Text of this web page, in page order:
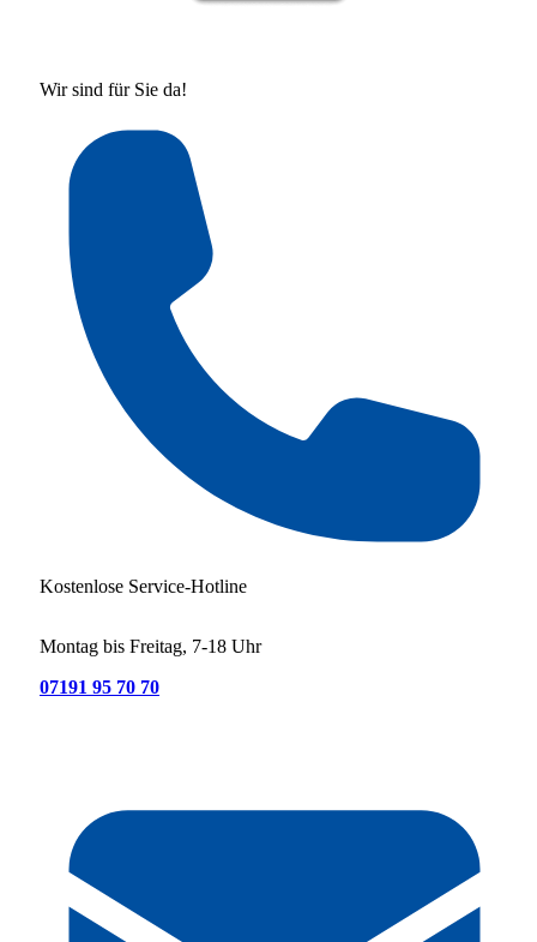
Wir sind für Sie da!
Kostenlose Service-Hotline
Montag bis Freitag, 7-18 Uhr
07191 95 70 70